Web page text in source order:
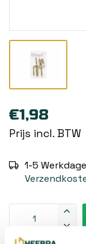
€1,98
Prijs incl. BTW
1-5